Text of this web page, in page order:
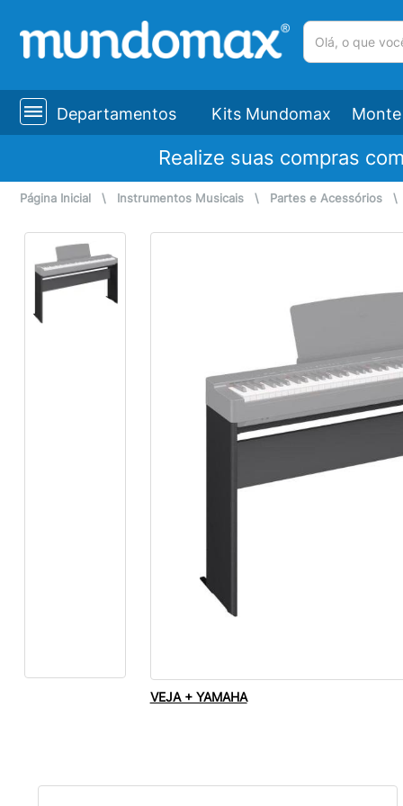
Departamentos Kits Mundomax
Realize suas compras
Página Inicial \ Instrumentos Musicais \ Partes e Acessórios \
VEJA + YAMAHA